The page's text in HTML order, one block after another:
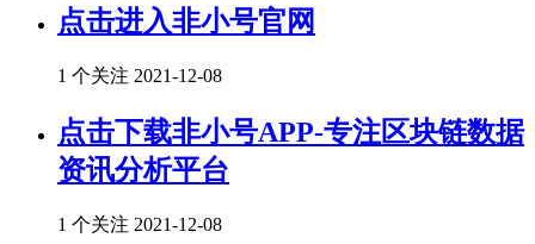
点击进入非小号官网
1 个关注 2021-12-08
点击下载非小号APP-专注区块链数据
资讯分析平台
1 个关注 2021-12-08